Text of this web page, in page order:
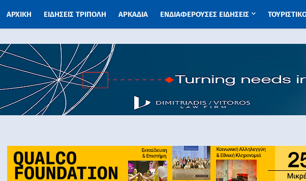
ΑΡΧΙΚΗ ΕΙΔΗΣΕΙΣ ΤΡΙΠΟΛΗ ΑΡΚΑΔΙΑ ΕΝΔΙΑΦΕΡΟΥΣΕΣ ΕΙΔΗΣΕΙΣ